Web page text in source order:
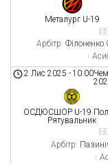
Металург U-19
Арбітр: Філоненко
2 Лис 2025 -10:00
ОСДЮСШОР U-19
Рятувальник
Арбітр: